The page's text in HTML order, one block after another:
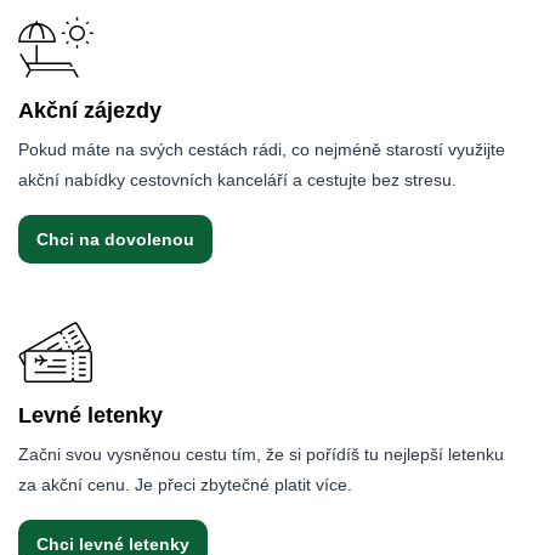
Akční zájezdy
Pokud máte na svých cestách rádi, co nejméně starostí využijte
akční nabídky cestovních kanceláří a cestujte bez stresu.
Chci na dovolenou
Levné letenky
Začni svou vysněnou cestu tím, že si pořídíš tu nejlepší letenku
za akční cenu. Je přeci zbytečné platit více.
Chci levné letenky